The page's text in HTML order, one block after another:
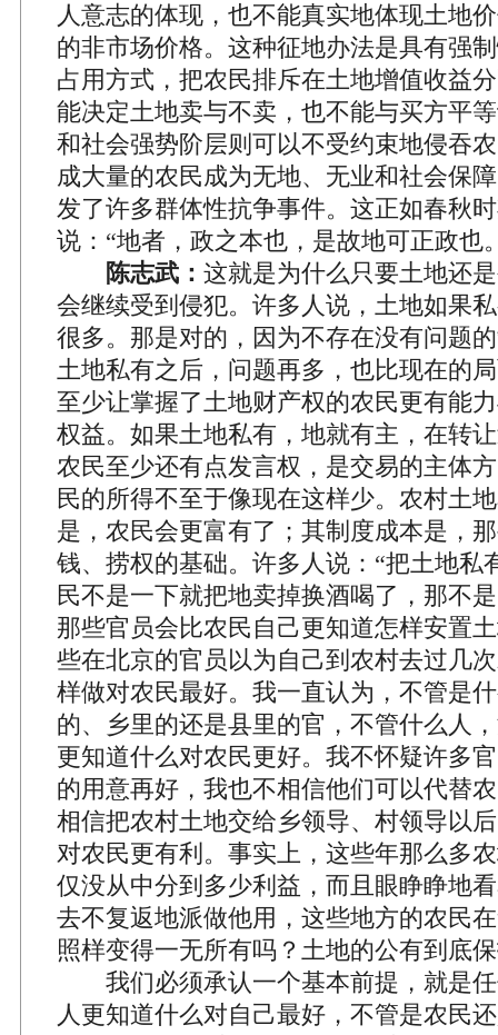
人意志的体现，也不能真实地体现土地
的非市场价格。这种征地办法是具有强
占用方式，把农民排斥在土地增值收益
能决定土地卖与不卖，也不能与买方平
和社会强势阶层则可以不受约束地侵吞
成大量的农民成为无地、无业和社会保
发了许多群体性抗争事件。这正如春秋
说：“地者，政之本也，是故地可正政也
陈志武： 这就是为什么只要土地还
会继续受到侵犯。许多人说，土地如果
很多。那是对的，因为不存在没有问题
土地私有之后，问题再多，也比现在的
至少让掌握了土地财产权的农民更有能
权益。如果土地私有，地就有主，在转
农民至少还有点发言权，是交易的主体
民的所得不至于像现在这样少。农村土
是，农民会更富有了；其制度成本是，
钱、捞权的基础。许多人说：“把土地私
民不是一下就把地卖掉换酒喝了，那不
那些官员会比农民自己更知道怎样安置
些在北京的官员以为自己到农村去过几
样做对农民最好。我一直认为，不管是
的、乡里的还是县里的官，不管什么人
更知道什么对农民更好。我不怀疑许多
的用意再好，我也不相信他们可以代替
相信把农村土地交给乡领导、村领导以
对农民更有利。事实上，这些年那么多
仅没从中分到多少利益，而且眼睁睁地
去不复返地派做他用，这些地方的农民
照样变得一无所有吗？土地的公有到底
我们必须承认一个基本前提，就是任
人更知道什么对自己最好，不管是农民